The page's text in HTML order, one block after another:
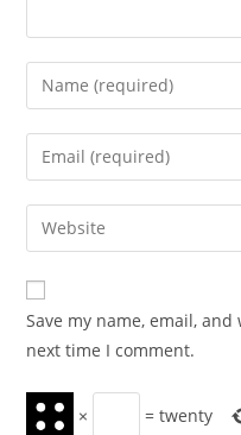
Enter
your
name
comment
Enter
your
email
address
comment
Enter
your
website
URL
(optional)
Save my name, email,
next time I comment.
× =twenty